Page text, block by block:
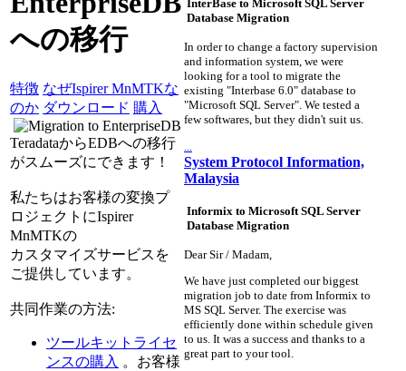
への移行
特徴 なぜIspirer MnMTKな
のか ダウンロード 購入
TeradataからEDBへの移行
がスムーズにできます！
私たちはお客様の変換プ
ロジェクトにIspirer
MnMTKの
カスタマイズサービスを
ご提供しています。
共同作業の方法:
ツールキットライセ
ンスの購入 。お客様
InterBase to Microsoft SQL Server
Database Migration
In order to change a factory supervision
and information system, we were
looking for a tool to migrate the
existing "Interbase 6.0" database to
"Microsoft SQL Server". We tested a
few softwares, but they didn't suit us.
System Protocol Information,
Malaysia
Informix to Microsoft SQL Server
Database Migration
Dear Sir / Madam,
We have just completed our biggest
migration job to date from Informix to
MS SQL Server. The exercise was
efficiently done within schedule given
to us. It was a success and thanks to a
great part to your tool.